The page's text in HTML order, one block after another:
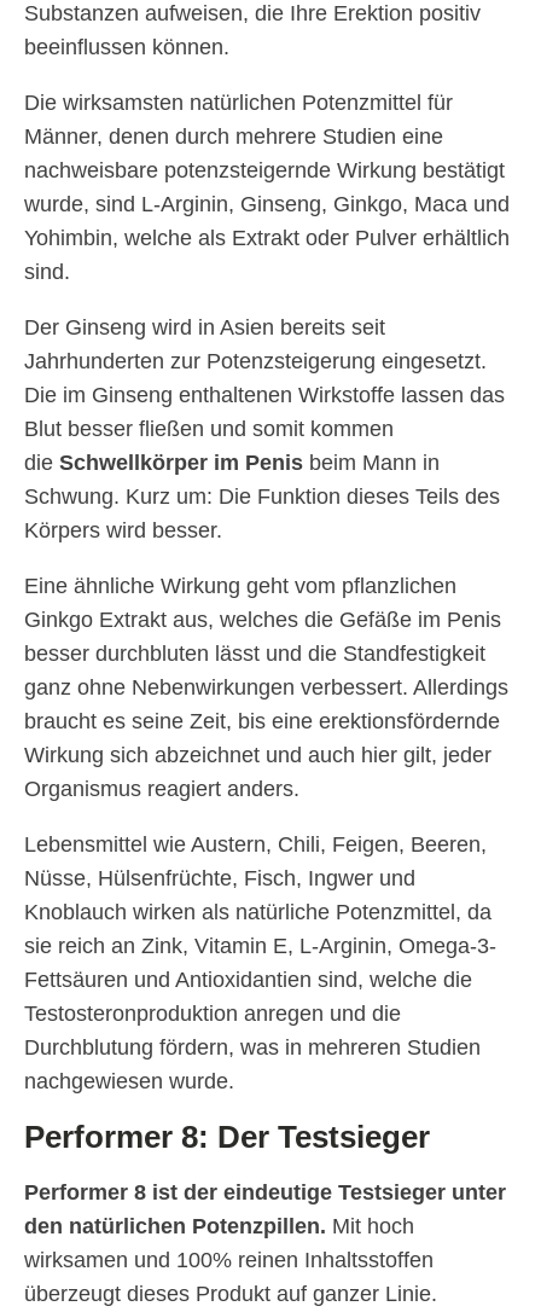
Substanzen aufweisen, die Ihre Erektion positiv
beeinflussen können.
Die wirksamsten natürlichen Potenzmittel für
Männer, denen durch mehrere Studien eine
nachweisbare potenzsteigernde Wirkung bestätigt
wurde, sind L-Arginin, Ginseng, Ginkgo, Maca und
Yohimbin, welche als Extrakt oder Pulver erhältlich
sind.
Der Ginseng wird in Asien bereits seit
Jahrhunderten zur Potenzsteigerung eingesetzt.
Die im Ginseng enthaltenen Wirkstoffe lassen das
Blut besser fließen und somit kommen
die Schwellkörper im Penis beim Mann in
Schwung. Kurz um: Die Funktion dieses Teils des
Körpers wird besser.
Eine ähnliche Wirkung geht vom pflanzlichen
Ginkgo Extrakt aus, welches die Gefäße im Penis
besser durchbluten lässt und die Standfestigkeit
ganz ohne Nebenwirkungen verbessert. Allerdings
braucht es seine Zeit, bis eine erektionsfördernde
Wirkung sich abzeichnet und auch hier gilt, jeder
Organismus reagiert anders.
Lebensmittel wie Austern, Chili, Feigen, Beeren,
Nüsse, Hülsenfrüchte, Fisch, Ingwer und
Knoblauch wirken als natürliche Potenzmittel, da
sie reich an Zink, Vitamin E, L-Arginin, Omega-3-
Fettsäuren und Antioxidantien sind, welche die
Testosteronproduktion anregen und die
Durchblutung fördern, was in mehreren Studien
nachgewiesen wurde.
Performer 8: Der Testsieger
Performer 8 ist der eindeutige Testsieger unter
den natürlichen Potenzpillen. Mit hoch
wirksamen und 100% reinen Inhaltsstoffen
überzeugt dieses Produkt auf ganzer Linie.